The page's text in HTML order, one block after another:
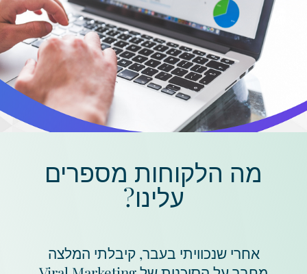
מה הלקוחות מספרים
עלינו?
אחרי שנכוויתי בעבר, קיבלתי המלצה